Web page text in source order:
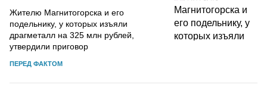
Жителю Магнитогорска и его
подельнику, у которых изъяли
драгметалл на 325 млн рублей,
утвердили приговор
ПЕРЕД ФАКТОМ